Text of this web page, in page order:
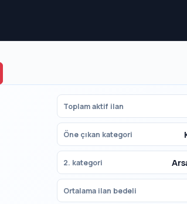
Toplam aktif ilan
Öne çıkan kategori
2. kategori
Ortalama ilan bedeli